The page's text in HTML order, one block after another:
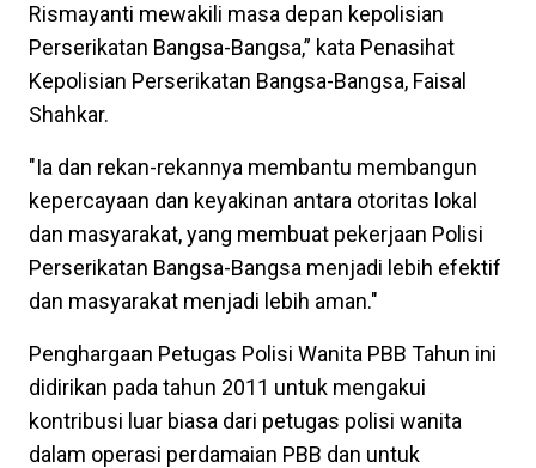
Rismayanti mewakili masa depan kepolisian
Perserikatan Bangsa-Bangsa,” kata Penasihat
Kepolisian Perserikatan Bangsa-Bangsa, Faisal
Shahkar.
"Ia dan rekan-rekannya membantu membangun
kepercayaan dan keyakinan antara otoritas lokal
dan masyarakat, yang membuat pekerjaan Polisi
Perserikatan Bangsa-Bangsa menjadi lebih efektif
dan masyarakat menjadi lebih aman."
Penghargaan Petugas Polisi Wanita PBB Tahun ini
didirikan pada tahun 2011 untuk mengakui
kontribusi luar biasa dari petugas polisi wanita
dalam operasi perdamaian PBB dan untuk